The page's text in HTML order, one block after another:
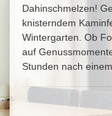
Dahinschmelzen!
knisterndem
Wintergarten. Ob
auf
Stunden nach
Neu ab dieser
Personen, serviert
und begleitet von